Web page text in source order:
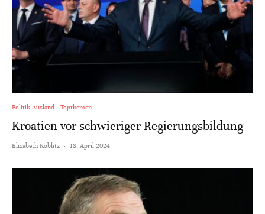
Politik Ausland Topthemen
Kroatien vor schwieriger Regierungsbildung
Elisabeth Koblitz · 18. April 2024